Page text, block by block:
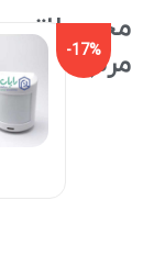
محصولاتـــــ
مرتبطـ
-17%